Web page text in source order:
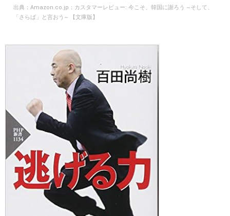
出典： Amazon.co.jp：カスタマーレビュー: 今こそ、韓国に謝ろう ~そして、
「さらば」と言おう~ 【文庫版】